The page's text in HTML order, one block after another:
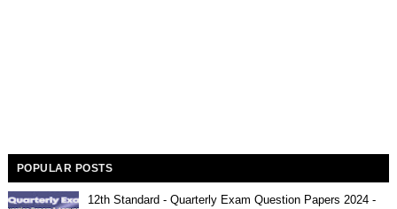
POPULAR POSTS
12th Standard - Quarterly Exam Question Papers 2024 -